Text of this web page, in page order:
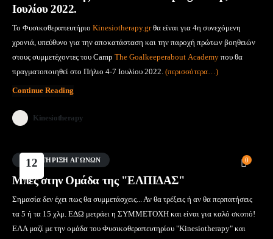
Ιουλίου 2022.
Το Φυσικοθεραπευτήριο Kinesiotherapy.grθα είναι για 4η συνεχόμενη
χρονιά, υπεύθυνο για την αποκατάσταση και την παροχή πρώτων βοηθειών
στους συμμετέχοντες του Camp Τhe Goalkeeperabout Αcademy που θα
πραγματοποιηθεί στο Πήλιο 4-7 Ιουλίου 2022. (περισσότερα…)
Continue Reading
Kinesiotherapy
12 0
ΥΠΟΣΤΉΡΙΞΗ ΑΓΏΝΩΝ
Μπές στην Ομάδα της "ΕΛΠΙΔΑΣ"
Σημασία δεν έχει πως θα συμμετάσχεις... Αν θα τρέξεις ή αν θα περπατήσεις
τα 5 ή τα 15 χλμ. ΕΔΩ μετράει η ΣΥΜΜΕΤΟΧΗ και είναι για καλό σκοπό!
ΕΛΑ μαζί με την ομάδα του Φυσικοθεραπευτηρίου "Kinesiotherapy" και